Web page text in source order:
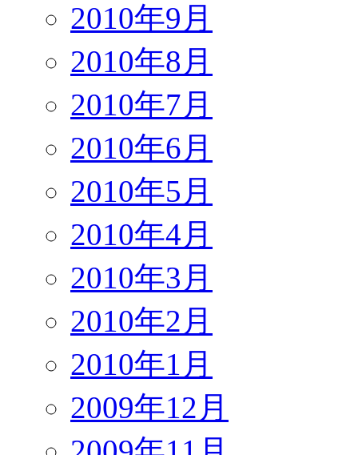
2010年9月
2010年8月
2010年7月
2010年6月
2010年5月
2010年4月
2010年3月
2010年2月
2010年1月
2009年12月